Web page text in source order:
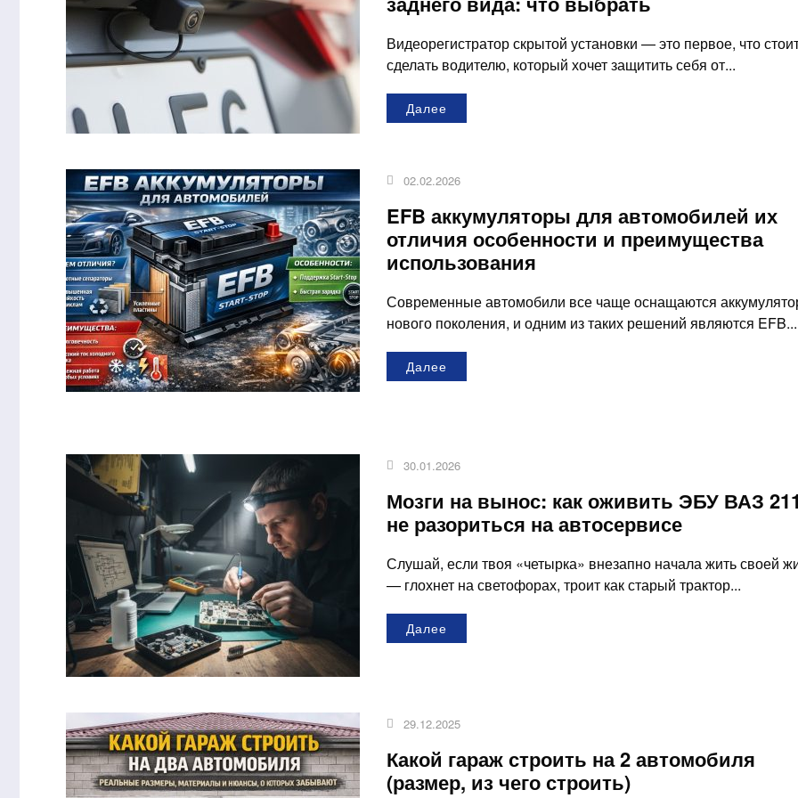
Видеорегистратор скрытой установки — это первое, что
сделать водителю, который хочет защитить себя от...
Далее
02.02.2026
EFB аккумуляторы для автомобилей их
отличия особенности и преимущества
использования
Современные автомобили все чаще оснащаются
нового поколения, и одним из таких решений являются EFB...
Далее
30.01.2026
Мозги на вынос: как оживить ЭБУ ВАЗ
не разориться на автосервисе
Слушай, если твоя «четырка» внезапно начала жить своей
— глохнет на светофорах, троит как старый трактор...
Далее
29.12.2025
Какой гараж строить на 2 автомобиля
(размер, из чего строить)